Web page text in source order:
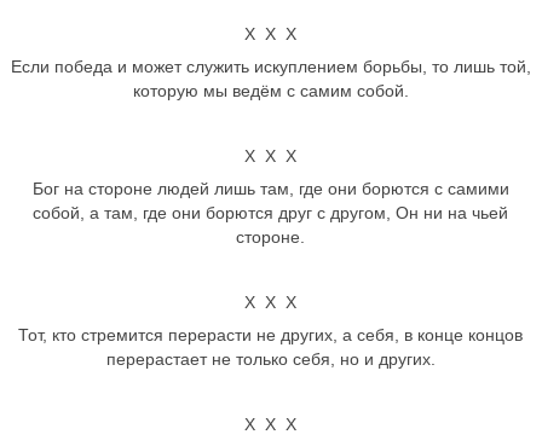
Х Х Х
Если победа и может служить искуплением борьбы, то лишь той,
которую мы ведём с самим собой.
Х Х Х
Бог на стороне людей лишь там, где они борются с самими
собой, а там, где они борются друг с другом, Он ни на чьей
стороне.
Х Х Х
Тот, кто стремится перерасти не других, а себя, в конце концов
перерастает не только себя, но и других.
Х Х Х